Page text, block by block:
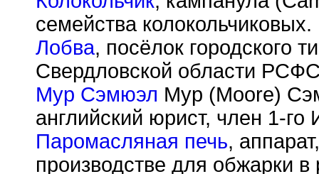
семейства колокольчиковых.
Лобва, посёлок городского
Свердловской области
Мур Сэмюэл Мур (Moore)
английский юрист, член 1-
Паромасляная печь,
производстве для обжарки